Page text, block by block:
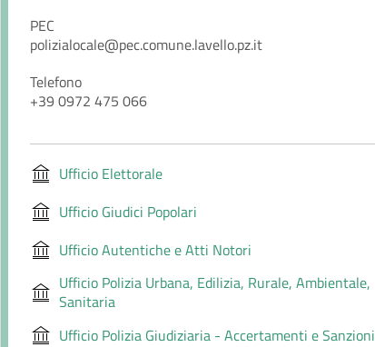
PEC
polizialocale@pec.comune.lavello.pz.it
Telefono
+39 0972 475 066
Ufficio Elettorale
Ufficio Giudici Popolari
Ufficio Autentiche e Atti Notori
Ufficio Polizia Urbana, Edilizia, Rurale, Ambientale,
Sanitaria
Ufficio Polizia Giudiziaria - Accertamenti e Sanzioni